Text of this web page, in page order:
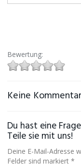
Bewertung:
Keine
Du hast eine
Teile sie mit uns!
Deine E-Mail-Adresse
Felder sind markiert *